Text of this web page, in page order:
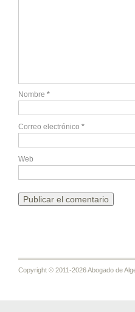
Nombre *
Correo electrónico *
Web
Copyright © 2011-2026 Abogado de